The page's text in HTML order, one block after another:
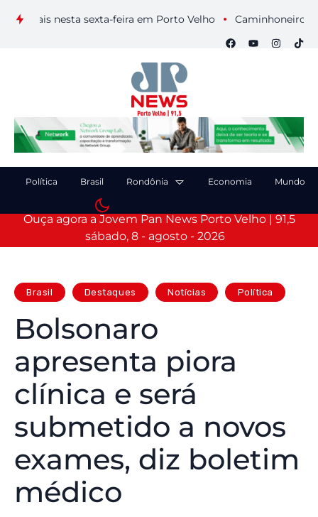
nesta sexta-feira em Porto Velho Caminhoneiro
Política Brasil Rondônia Economia Mundo
Ouça agora a Jovem Pan News Porto Velho | 91,5
sábado, 8 - agosto - 2026
Brasil Destaques Notícias Política
Bolsonaro
apresenta piora
clínica e será
submetido a novos
exames, diz boletim
médico